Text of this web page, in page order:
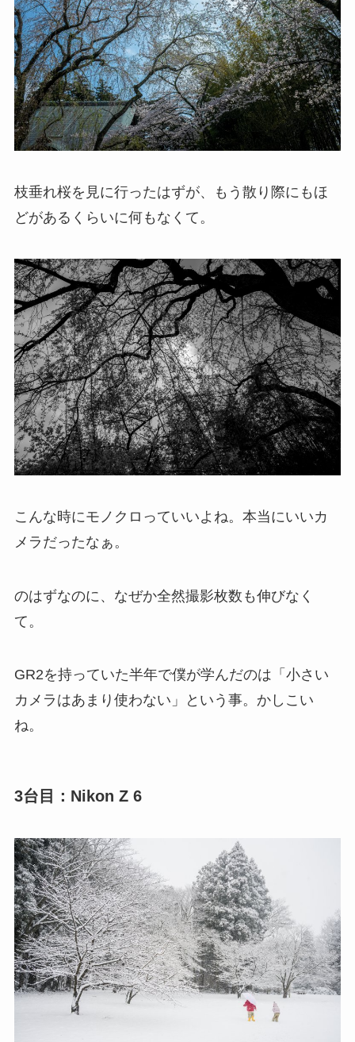
枝垂れ桜を見に行ったはずが、もう散り際にもほ
どがあるくらいに何もなくて。
こんな時にモノクロっていいよね。本当にいいカ
メラだったなぁ。
のはずなのに、なぜか全然撮影枚数も伸びなく
て。
GR2を持っていた半年で僕が学んだのは「小さい
カメラはあまり使わない」という事。かしこい
ね。
3台目：Nikon Z 6